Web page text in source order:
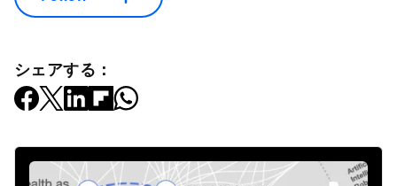
シェアする：